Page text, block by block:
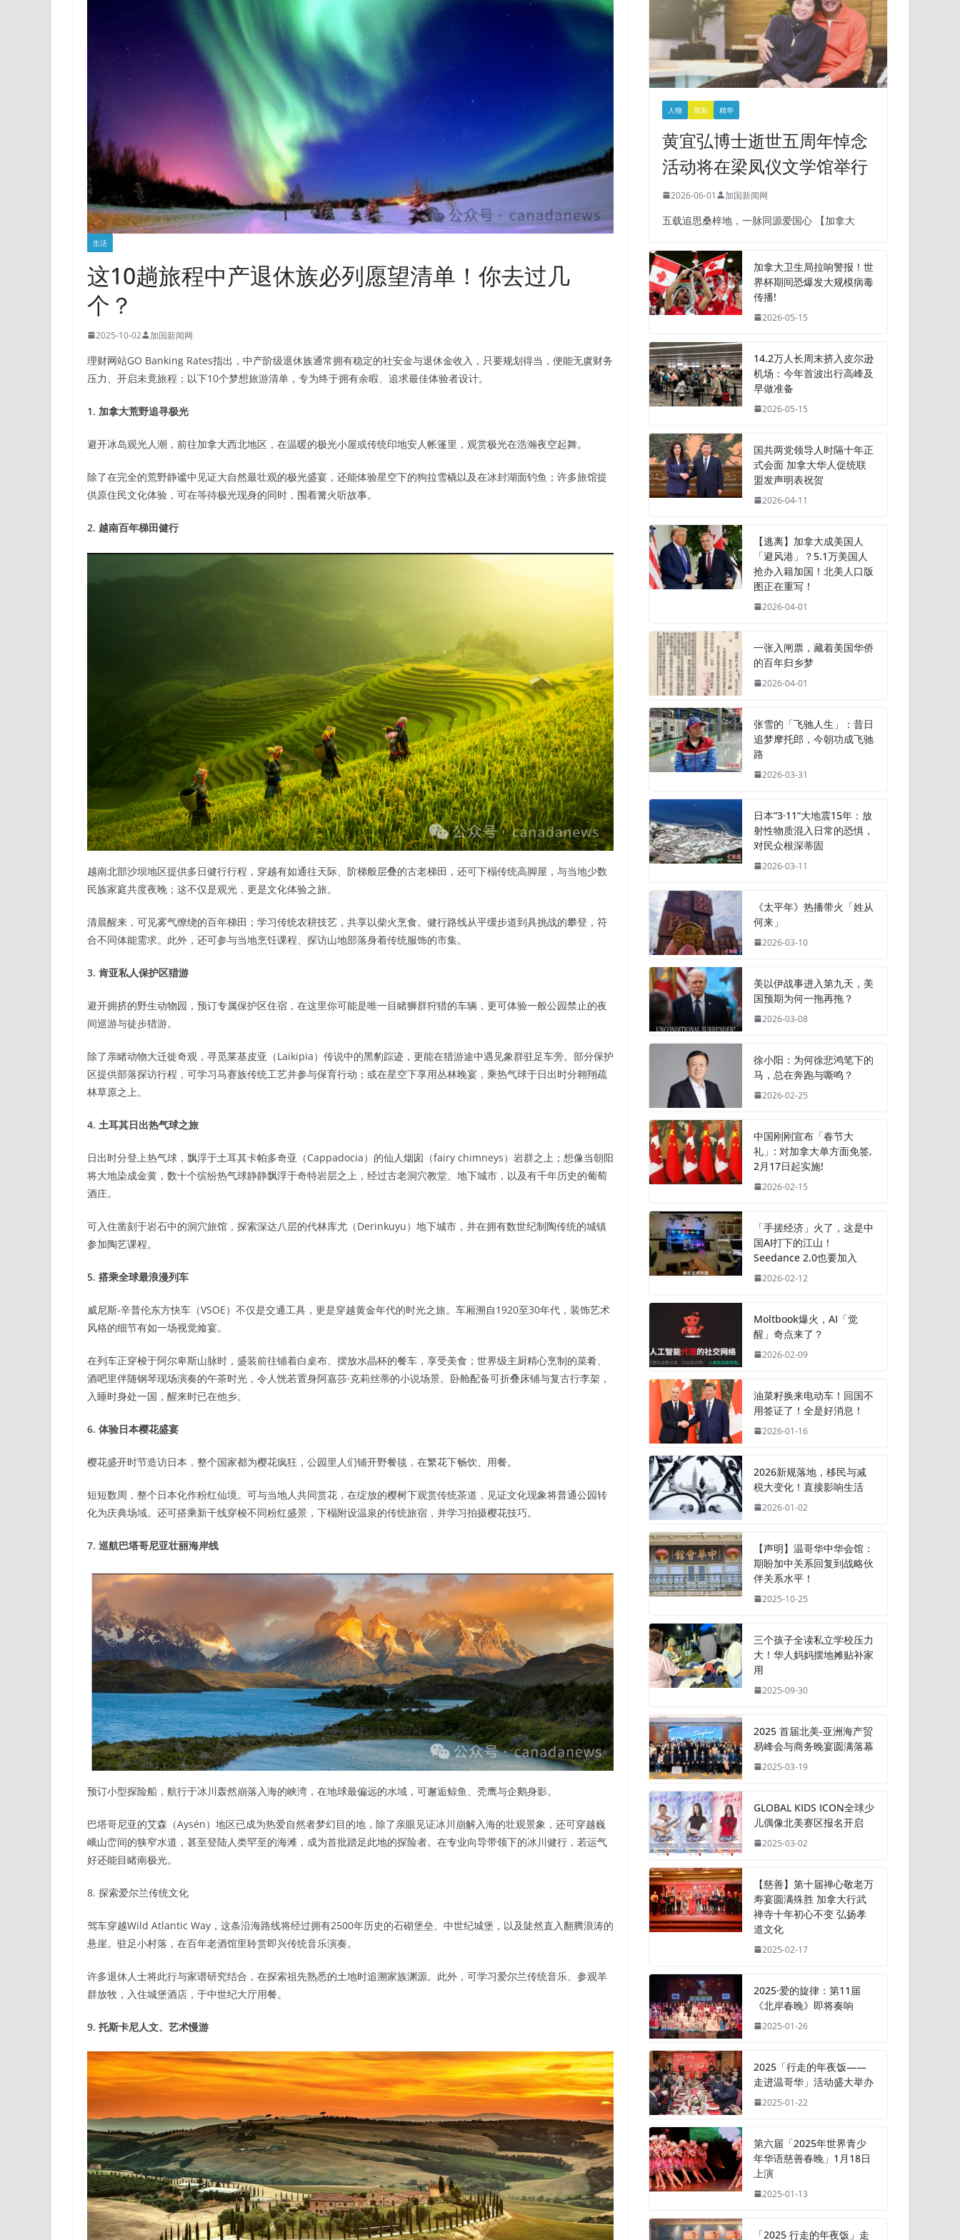
生活
这10趟旅程中产退休族必列愿望清单！你去过几
个？
2025-10-02 加国新闻网
理财网站GO Banking Rates指出，中产阶级退休族通常拥有稳定的社安金与退休金收入，只要规划得当，便能无虞财务
压力、开启未竟旅程；以下10个梦想旅游清单，专为终于拥有余暇、追求最佳体验者设计。
1. 加拿大荒野追寻极光
避开冰岛观光人潮，前往加拿大西北地区，在温暖的极光小屋或传统印地安人帐篷里，观赏极光在浩瀚夜空起舞。
除了在完全的荒野静谧中见证大自然最壮观的极光盛宴，还能体验星空下的狗拉雪橇以及在冰封湖面钓鱼；许多旅馆提
供原住民文化体验，可在等待极光现身的同时，围着篝火听故事。
2. 越南百年梯田健行
越南北部沙坝地区提供多日健行行程，穿越有如通往天际、阶梯般层叠的古老梯田，还可下榻传统高脚屋，与当地少数
民族家庭共度夜晚；这不仅是观光，更是文化体验之旅。
清晨醒来，可见雾气缭绕的百年梯田；学习传统农耕技艺，共享以柴火烹食。健行路线从平缓步道到具挑战的攀登，符
合不同体能需求。此外，还可参与当地烹饪课程、探访山地部落身着传统服饰的市集。
3. 肯亚私人保护区猎游
避开拥挤的野生动物园，预订专属保护区住宿，在这里你可能是唯一目睹狮群狩猎的车辆，更可体验一般公园禁止的夜
间巡游与徒步猎游。
除了亲睹动物大迁徙奇观，寻觅莱基皮亚（Laikipia）传说中的黑豹踪迹，更能在猎游途中遇见象群驻足车旁。部分保护
区提供部落探访行程，可学习马赛族传统工艺并参与保育行动；或在星空下享用丛林晚宴，乘热气球于日出时分翱翔疏
林草原之上。
4. 土耳其日出热气球之旅
日出时分登上热气球，飘浮于土耳其卡帕多奇亚（Cappadocia）的仙人烟囱（fairy chimneys）岩群之上；想像当朝阳
将大地染成金黄，数十个缤纷热气球静静飘浮于奇特岩层之上，经过古老洞穴教堂、地下城市，以及有千年历史的葡萄
酒庄。
可入住凿刻于岩石中的洞穴旅馆，探索深达八层的代林库尤（Derinkuyu）地下城市，并在拥有数世纪制陶传统的城镇
参加陶艺课程。
5. 搭乘全球最浪漫列车
威尼斯-辛普伦东方快车（VSOE）不仅是交通工具，更是穿越黄金年代的时光之旅。车厢溯自1920至30年代，装饰艺术
风格的细节有如一场视觉飨宴。
在列车正穿梭于阿尔卑斯山脉时，盛装前往铺着白桌布、摆放水晶杯的餐车，享受美食；世界级主厨精心烹制的菜肴、
酒吧里伴随钢琴现场演奏的午茶时光，令人恍若置身阿嘉莎·克莉丝蒂的小说场景。卧舱配备可折叠床铺与复古行李架，
入睡时身处一国，醒来时已在他乡。
6. 体验日本樱花盛宴
樱花盛开时节造访日本，整个国家都为樱花疯狂，公园里人们铺开野餐毯，在繁花下畅饮、用餐。
短短数周，整个日本化作粉红仙境。可与当地人共同赏花，在绽放的樱树下观赏传统茶道，见证文化现象将普通公园转
化为庆典场域。还可搭乘新干线穿梭不同粉红盛景，下榻附设温泉的传统旅宿，并学习拍摄樱花技巧。
7. 巡航巴塔哥尼亚壮丽海岸线
预订小型探险船，航行于冰川轰然崩落入海的峡湾，在地球最偏远的水域，可邂逅鲸鱼、秃鹰与企鹅身影。
巴塔哥尼亚的艾森（Aysén）地区已成为热爱自然者梦幻目的地，除了亲眼见证冰川崩解入海的壮观景象，还可穿越巍
峨山峦间的狭窄水道，甚至登陆人类罕至的海滩，成为首批踏足此地的探险者。在专业向导带领下的冰川健行，若运气
好还能目睹南极光。
8. 探索爱尔兰传统文化
驾车穿越Wild Atlantic Way，这条沿海路线将经过拥有2500年历史的石砌堡垒、中世纪城堡，以及陡然直入翻腾浪涛的
悬崖。驻足小村落，在百年老酒馆里聆赏即兴传统音乐演奏。
许多退休人士将此行与家谱研究结合，在探索祖先熟悉的土地时追溯家族渊源。此外，可学习爱尔兰传统音乐、参观羊
群放牧，入住城堡酒店，于中世纪大厅用餐。
9. 托斯卡尼人文、艺术慢游
人物 最新 精华
黄宜弘博士逝世五周年悼念
活动将在梁凤仪文学馆举行
2026-06-01 加国新闻网
五载追思桑梓地，一脉同源爱国心 【加拿大
加拿大卫生局拉响警报！世
界杯期间恐爆发大规模病毒
传播!
2026-05-15
14.2万人长周末挤入皮尔逊
机场：今年首波出行高峰及
早做准备
2026-05-15
国共两党领导人时隔十年正
式会面 加拿大华人促统联
盟发声明表祝贺
2026-04-11
【逃离】加拿大成美国人
「避风港」？5.1万美国人
抢办入籍加国！北美人口版
图正在重写！
2026-04-01
一张入闸票，藏着美国华侨
的百年归乡梦
2026-04-01
张雪的「飞驰人生」：昔日
追梦摩托郎，今朝功成飞驰
路
2026-03-31
日本“3·11”大地震15年：放
射性物质混入日常的恐惧，
对民众根深蒂固
2026-03-11
《太平年》热播带火「姓从
何来」
2026-03-10
美以伊战事进入第九天，美
国预期为何一拖再拖？
2026-03-08
徐小阳：为何徐悲鸿笔下的
马，总在奔跑与嘶鸣？
2026-02-25
中国刚刚宣布「春节大
礼」: 对加拿大单方面免签,
2月17日起实施!
2026-02-15
「手搓经济」火了，这是中
国AI打下的江山！
Seedance 2.0也要加入
2026-02-12
Moltbook爆火，AI「觉
醒」奇点来了？
2026-02-09
油菜籽换来电动车！回国不
用签证了！全是好消息！
2026-01-16
2026新规落地，移民与减
税大变化！直接影响生活
2026-01-02
【声明】温哥华中华会馆：
期盼加中关系回复到战略伙
伴关系水平！
2025-10-25
三个孩子全读私立学校压力
大！华人妈妈摆地摊贴补家
用
2025-09-30
2025 首届北美-亚洲海产贸
易峰会与商务晚宴圆满落幕
2025-03-19
GLOBAL KIDS ICON全球少
儿偶像北美赛区报名开启
2025-03-02
【慈善】第十届禅心敬老万
寿宴圆满殊胜 加拿大行武
禅寺十年初心不变 弘扬孝
道文化
2025-02-17
2025·爱的旋律：第11届
《北岸春晚》即将奏响
2025-01-26
2025「行走的年夜饭——
走进温哥华」活动盛大举办
2025-01-22
第六届「2025年世界青少
年华语慈善春晚」1月18日
上演
2025-01-13
「2025 行走的年夜饭」走